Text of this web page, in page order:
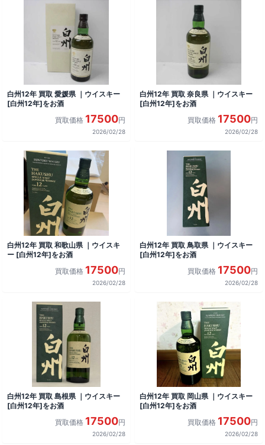
白州12年 買取 愛媛県 ｜ウイスキー
[白州12年]をお酒
買取価格 17500円
2026/02/28
白州12年 買取 奈良県 ｜ウイスキー
[白州12年]をお酒
買取価格 17500円
2026/02/28
白州12年 買取 和歌山県 ｜ウイスキ
ー [白州12年]をお酒
買取価格 17500円
2026/02/28
白州12年 買取 鳥取県 ｜ウイスキー
[白州12年]をお酒
買取価格 17500円
2026/02/28
白州12年 買取 島根県 ｜ウイスキー
[白州12年]をお酒
買取価格 17500円
2026/02/28
白州12年 買取 岡山県 ｜ウイスキー
[白州12年]をお酒
買取価格 17500円
2026/02/28